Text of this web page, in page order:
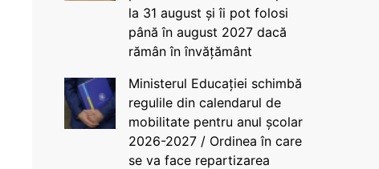
la 31 august și îi pot folosi
până în august 2027 dacă
rămân în învățământ
Ministerul Educației schimbă
regulile din calendarul de
mobilitate pentru anul școlar
2026-2027 / Ordinea în care
se va face repartizarea